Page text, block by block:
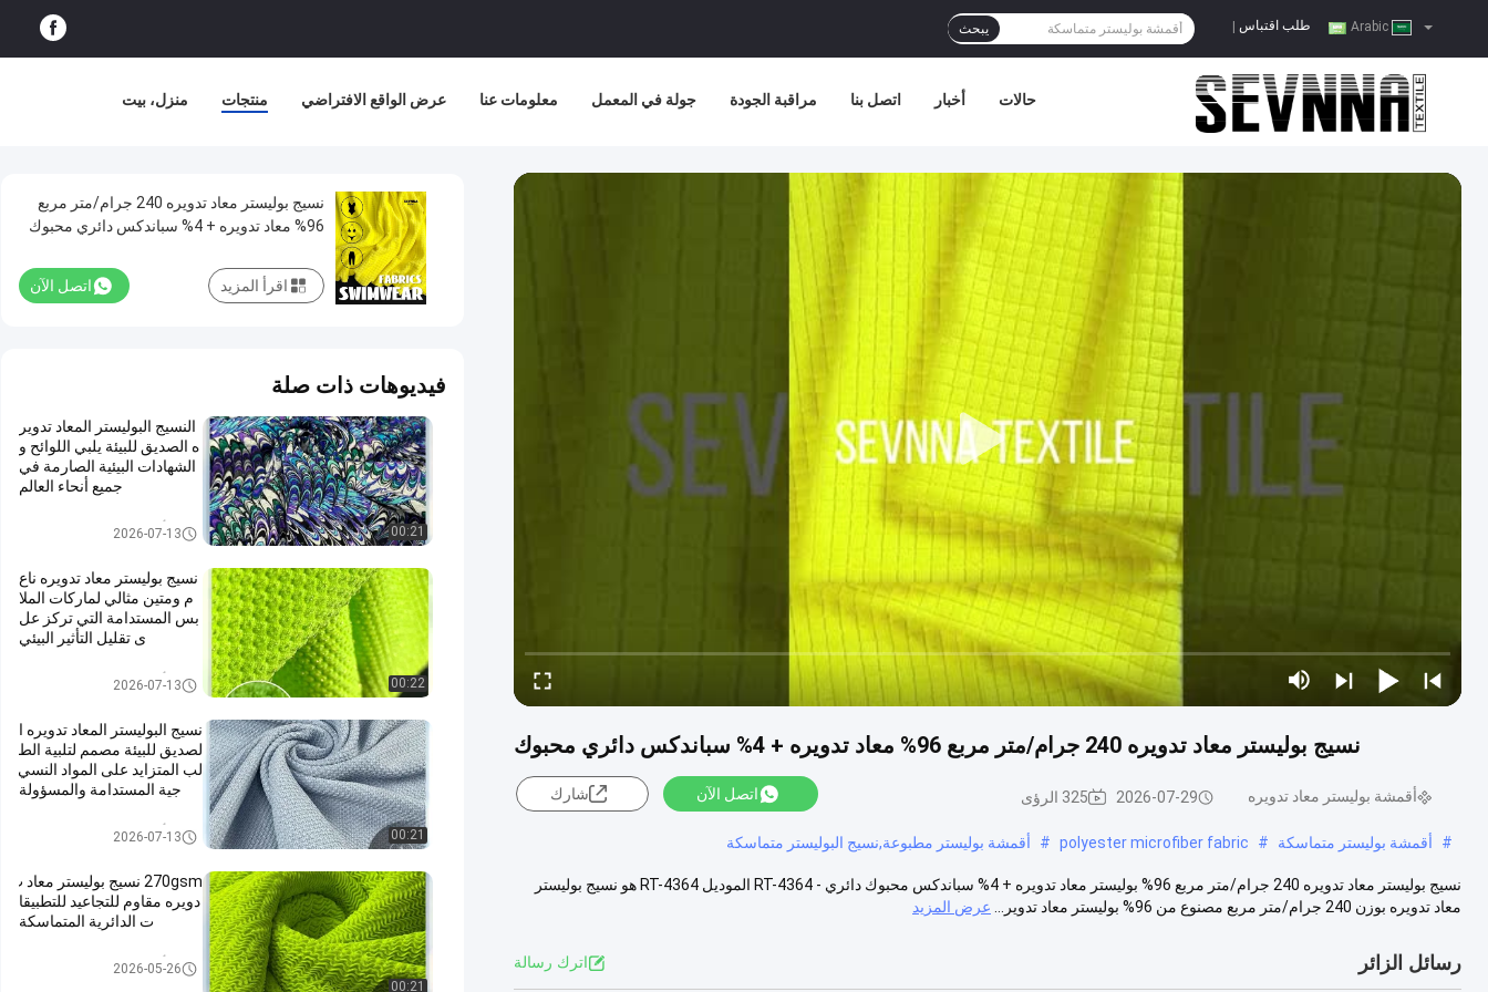
طلب اقتباس يبحث
منزل، بيت منتجات عرض الواقع الافتراضي معلومات عنا جولة في المعمل مراقبة الجودة اتصل بنا أخبار حالات
نسيج بوليستر معاد تدويره 240 جرام/متر مربع 96% معاد تدويره + 4% سباندكس دائري محبوك
أقمشة بوليستر معاد تدويره 2026-07-29 325 الرؤى اتصل الآن شارك
# أقمشة بوليستر متماسكة #
polyester microfiber fabric
# أقمشة بوليستر مطبوعة,نسيج البوليستر متماسكة
نسيج بوليستر معاد تدويره 240 جرام/متر مربع 96% بوليستر معاد تدويره + 4% سباندكس محبوك دائري - RT-4364 الموديل RT-4364 هو نسيج بوليستر
معاد تدويره بوزن 240 جرام/متر مربع مصنوع من 96% بوليستر معاد تدوير...
عرض المزيد
رسائل الزائر اترك رسالة
نسيج بوليستر معاد تدويره 240 جرام/متر مربع
96% معاد تدويره + 4% سباندكس دائري محبوك
اتصل الآن اقرأ المزيد
فيديوهات ذات صلة
00:21
النسيج البوليستر المعاد تدوير
ه الصديق للبيئة يلبي اللوائح و
الشهادات البيئية الصارمة في
جميع أنحاء العالم
أقمشة بوليستر معاد تدويره
2026-07-13
00:22
نسيج بوليستر معاد تدويره ناع
م ومتين مثالي لماركات الملا
بس المستدامة التي تركز عل
ى تقليل التأثير البيئي
أقمشة بوليستر معاد تدويره
2026-07-13
00:21
نسيج البوليستر المعاد تدويره ا
لصديق للبيئة مصمم لتلبية الط
لب المتزايد على المواد النسي
جية المستدامة والمسؤولة
أقمشة بوليستر معاد تدويره
2026-07-13
00:21
270gsm نسيج بوليستر معاد ت
دويره مقاوم للتجاعيد للتطبيقا
ت الدائرية المتماسكة
أقمشة بوليستر معاد تدويره
2026-05-26